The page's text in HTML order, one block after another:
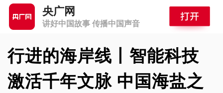
央广网
讲好中国故事 传播中国声音
行进的海岸线丨智能科技
激活千年文脉 中国海盐之